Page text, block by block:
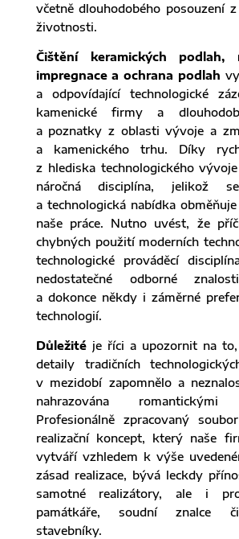
včetně dlouhodobého posouzení
životnosti.
Čištění keramických podlah,
impregnace a ochrana podlah
a odpovídající technologické
kamenické firmy a
a poznatky z oblasti vývoje a
a kamenického trhu. Díky
z hlediska technologického
náročná disciplína, jelikož
a technologická nabídka
naše práce. Nutno uvést, že
chybných použití moderních
technologické prováděcí
nedostatečné odborné
a dokonce někdy i záměrné
technologií.
Důležitéje říci a upozornit na to,
detaily tradičních
v mezidobí zapomnělo a
nahrazována romantickými
Profesionálně zpracovaný
realizační koncept, který naše
vytváří vzhledem k výše
zásad realizace, bývá leckdy
samotné realizátory, ale i
památkáře, soudní znalce
stavebníky.